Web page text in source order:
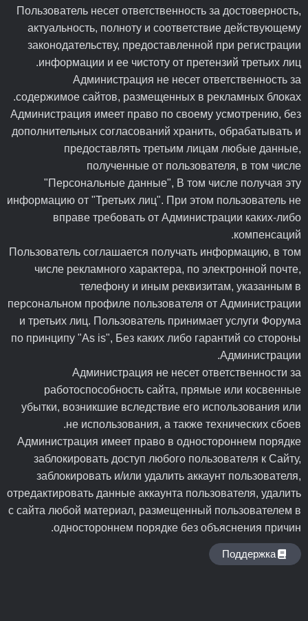
Пользователь несет ответственность за достоверность,
актуальность, полноту и соответствие действующему
законодательству, предоставленной при регистрации
информации и ее чистоту от претензий третьих лиц.
Администрация не несет ответственность за
содержимое сайтов, размещенных в рекламных блоках.
Администрация имеет право по своему усмотрению, без
дополнительных согласований хранить, обрабатывать и
предоставлять третьим лицам любые данные,
полученные от пользователя, в том числе
"Персональные данные", В том числе получая эту
информацию от "Третьих лиц". При этом пользователь не
вправе требовать от Администрации каких-либо
компенсаций.
Пользователь соглашается получать информацию, в том
числе рекламного характера, по электронной почте,
телефону и иным реквизитам, указанным в
персональном профиле пользователя от Администрации
и третьих лиц. Пользователь принимает услуги Форума
по принципу "As is", Без каких либо гарантий со стороны
Администрации.
Администрация не несет ответственности за
работоспособность сайта, прямые или косвенные
убытки, возникшие вследствие его использования или
не использования, а также технических сбоев.
Администрация имеет право в одностороннем порядке
заблокировать доступ любого пользователя к Сайту,
заблокировать и/или удалить аккаунт пользователя,
отредактировать данные аккаунта пользователя, удалить
с сайта любой материал, размещенный пользователем в
одностороннем порядке без объяснения причин.
Поддержка